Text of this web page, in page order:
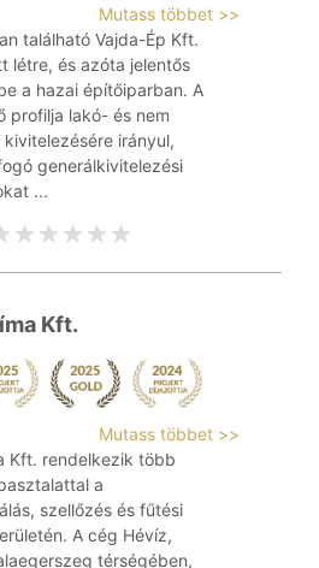
Mutass többet >>
található Vajda-Ép Kft.
létre, és azóta jelentős
a hazai építőiparban. A
profilja lakó- és nem
irányul,
generálkivitelezési
...
Kft.
Mutass többet >>
Kft. rendelkezik több
a
szellőzés és fűtési
A cég Hévíz,
térségében,